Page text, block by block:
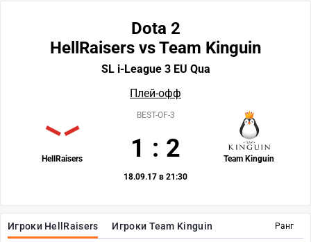
Ранг
Игроки HellRaisers Игроки Team Kinguin
Dota 2
HellRaisers vs Team Kinguin
SL i-League 3 EU Qua
Плей-офф
HellRaisers Team Kinguin
BEST-OF-3
1 : 2
18.09.17 в 21:30